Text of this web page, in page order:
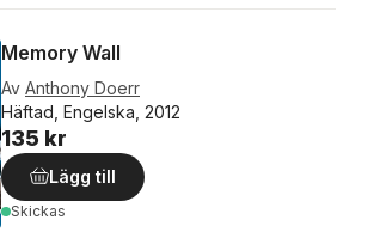
Memory Wall
Av Anthony Doerr
Häftad, Engelska, 2012
135 kr
Lägg till
Skickas